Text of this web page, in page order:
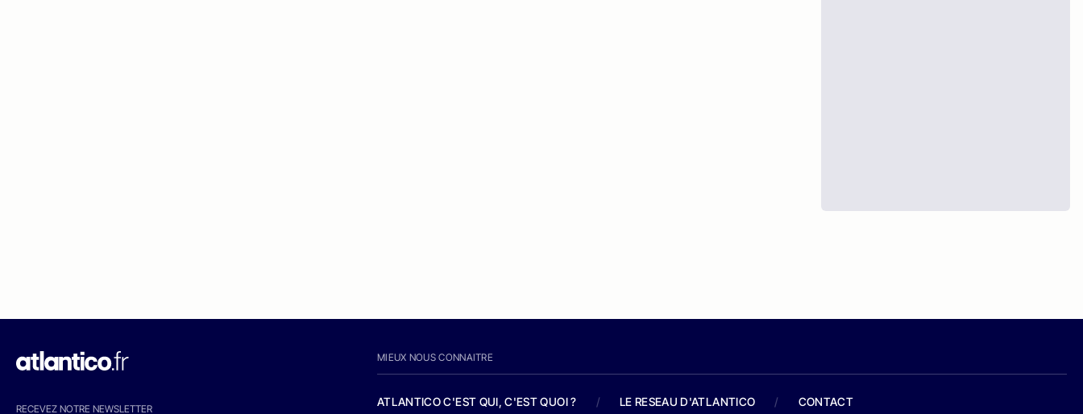
RECEVEZ NOTRE NEWSLETTER
MIEUX NOUS CONNAITRE
ATLANTICO C'EST QUI, C'EST QUOI ? / LE RESEAU D'ATLANTICO / CONTACT